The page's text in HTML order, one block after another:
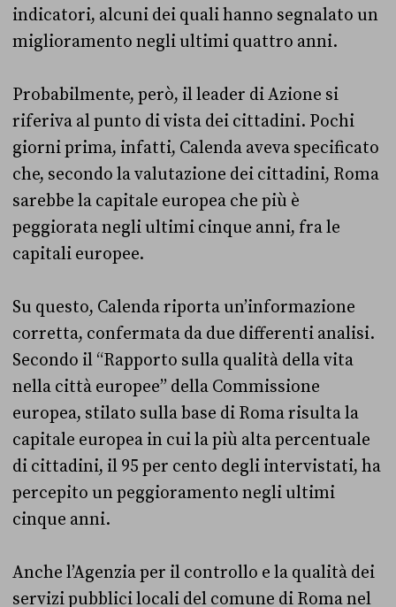
indicatori, alcuni dei quali hanno segnalato un
miglioramento negli ultimi quattro anni.
Probabilmente, però, il leader di Azione si
riferiva al punto di vista dei cittadini. Pochi
giorni prima, infatti, Calenda aveva specificato
che, secondo la valutazione dei cittadini, Roma
sarebbe la capitale europea che più è
peggiorata negli ultimi cinque anni, fra le
capitali europee.
Su questo, Calenda riporta un’informazione
corretta, confermata da due differenti analisi.
Secondo il “Rapporto sulla qualità della vita
nella città europee” della Commissione
europea, stilato sulla base di Roma risulta la
capitale europea in cui la più alta percentuale
di cittadini, il 95 per cento degli intervistati, ha
percepito un peggioramento negli ultimi
cinque anni.
Anche l’Agenzia per il controllo e la qualità dei
servizi pubblici locali del comune di Roma nel